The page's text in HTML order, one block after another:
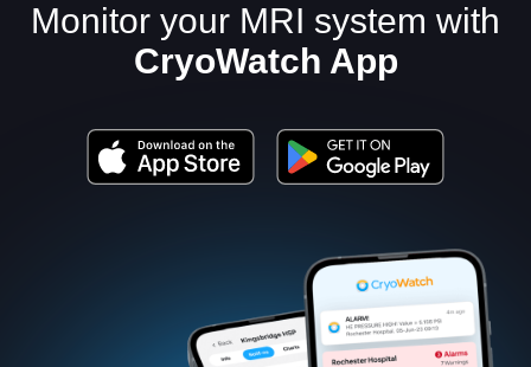
Monitor your MRI system with
CryoWatch App